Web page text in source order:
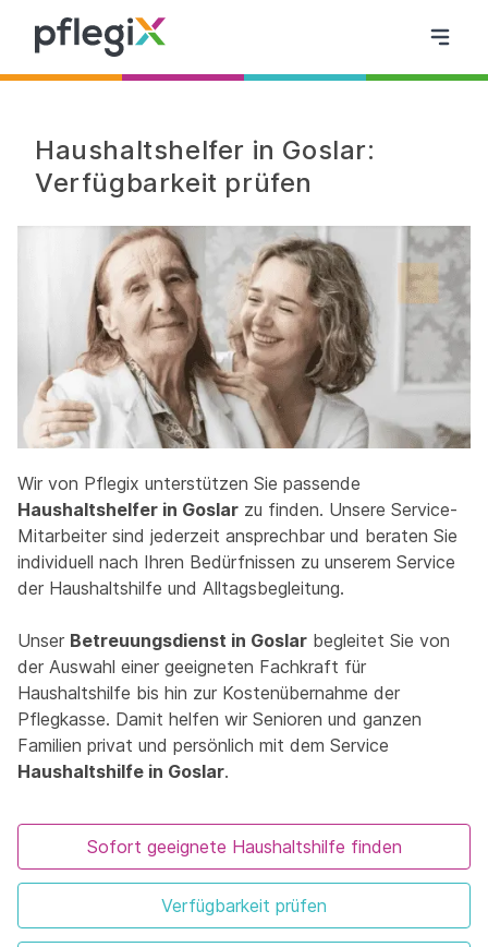
Haushaltshelfer in Goslar:
Verfügbarkeit prüfen
Wir von Pflegix unterstützen Sie passende
Haushaltshelfer in Goslar zu finden. Unsere Service-
Mitarbeiter sind jederzeit ansprechbar und beraten Sie
individuell nach Ihren Bedürfnissen zu unserem Service
der Haushaltshilfe und Alltagsbegleitung.
Unser Betreuungsdienst in Goslar begleitet Sie von
der Auswahl einer geeigneten Fachkraft für
Haushaltshilfe bis hin zur Kostenübernahme der
Pflegkasse. Damit helfen wir Senioren und ganzen
Familien privat und persönlich mit dem Service
Haushaltshilfe in Goslar.
Sofort geeignete Haushaltshilfe finden
Verfügbarkeit prüfen